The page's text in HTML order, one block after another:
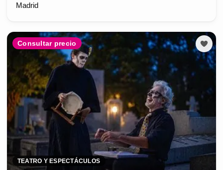
Madrid
Consultar precio
TEATRO Y ESPECTÁCULOS